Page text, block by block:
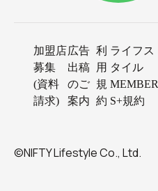
加盟店
募集
(資料
請求)
広告
出稿
のご
案内
利
用
規
約
ライフス
タイル
MEMBER
S+規約
©NIFTY Lifestyle Co., Ltd.